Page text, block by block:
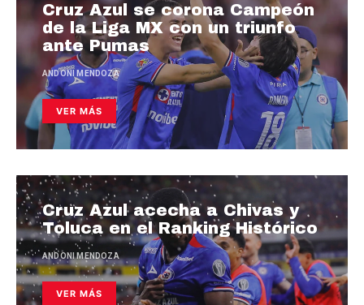
Cruz Azul se corona Campeón
de la Liga MX con un triunfo
ante Pumas
ANDONI MENDOZA
VER MÁS
Cruz Azul acecha a Chivas y
Toluca en el Ranking Histórico
ANDONI MENDOZA
VER MÁS